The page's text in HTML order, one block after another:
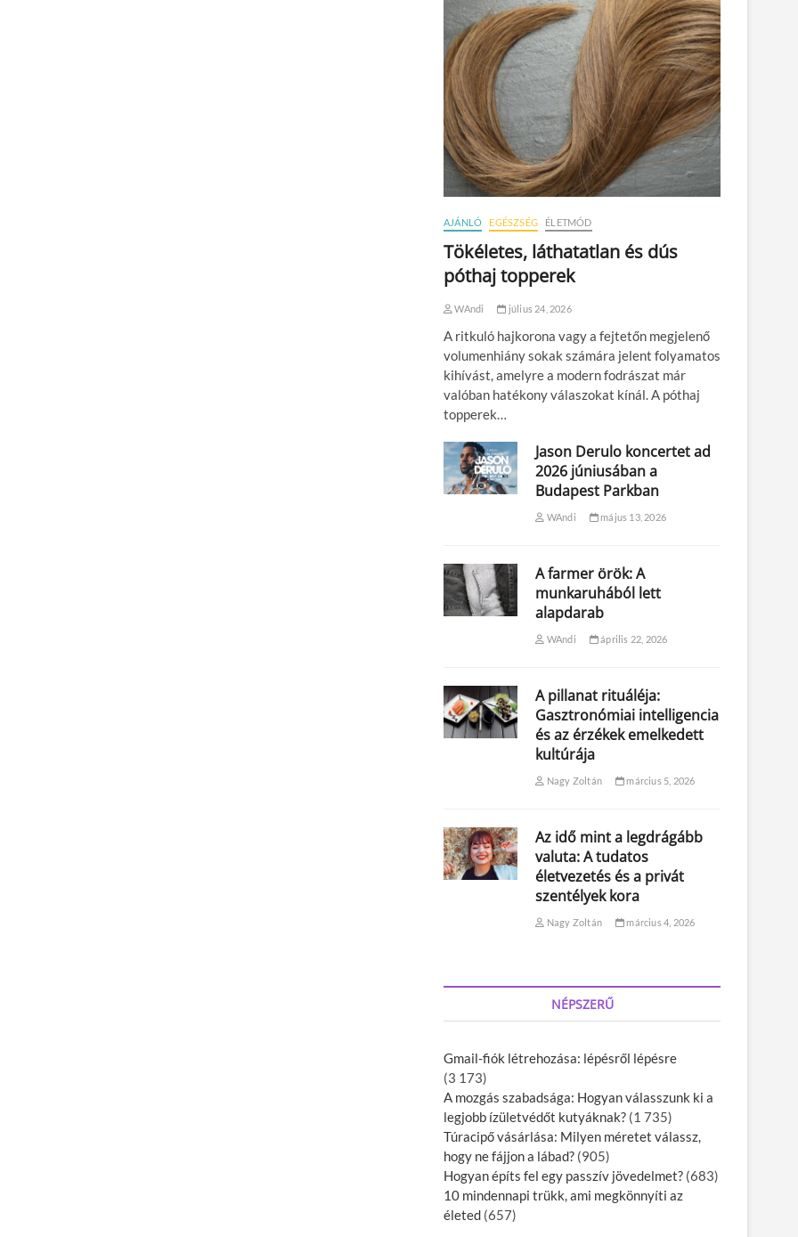
AJÁNLÓ EGÉSZSÉG ÉLETMÓD
Tökéletes, láthatatlan és dús
póthaj topperek
WAndi július 24, 2026
A ritkuló hajkorona vagy a fejtetőn megjelenő
volumenhiány sokak számára jelent folyamatos
kihívást, amelyre a modern fodrászat már
valóban hatékony válaszokat kínál. A póthaj
topperek…
Jason Derulo koncertet ad
2026 júniusában a
Budapest Parkban
WAndi május 13, 2026
A farmer örök: A
munkaruhából lett
alapdarab
WAndi április 22, 2026
A pillanat rituáléja:
Gasztronómiai intelligencia
és az érzékek emelkedett
kultúrája
Nagy Zoltán március 5, 2026
Az idő mint a legdrágább
valuta: A tudatos
életvezetés és a privát
szentélyek kora
Nagy Zoltán március 4, 2026
NÉPSZERŰ
Gmail-fiók létrehozása: lépésről lépésre
(3 173)
A mozgás szabadsága: Hogyan válasszunk ki a
legjobb ízületvédőt kutyáknak? (1 735)
Túracipő vásárlása: Milyen méretet válassz,
hogy ne fájjon a lábad? (905)
Hogyan építs fel egy passzív jövedelmet? (683)
10 mindennapi trükk, ami megkönnyíti az
életed (657)